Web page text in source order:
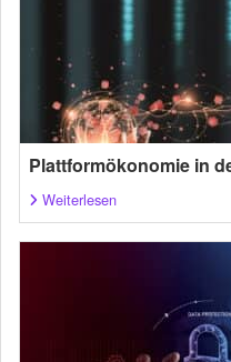
Plattformökonomie in
Weiterlesen